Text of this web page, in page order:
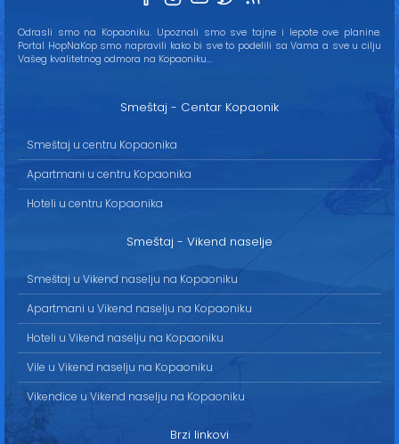
Odrasli smo na Kopaoniku. Upoznali smo sve tajne i lepote ove planine.
Portal HopNaKop smo napravili kako bi sve to podelili sa Vama a sve u cilju
Vašeg kvalitetnog odmora na Kopaoniku...
Smeštaj - Centar Kopaonik
Smeštaj u centru Kopaonika
Apartmani u centru Kopaonika
Hoteli u centru Kopaonika
Smeštaj - Vikend naselje
Smeštaj u Vikend naselju na Kopaoniku
Apartmani u Vikend naselju na Kopaoniku
Hoteli u Vikend naselju na Kopaoniku
Vile u Vikend naselju na Kopaoniku
Vikendice u Vikend naselju na Kopaoniku
Brzi linkovi